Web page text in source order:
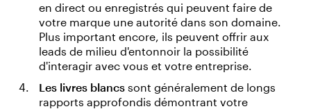
en direct ou enregistrés qui peuvent faire de
votre marque une autorité dans son domaine.
Plus important encore, ils peuvent offrir aux
leads de milieu d'entonnoir la possibilité
d'interagir avec vous et votre entreprise.
Les livres blancs sont généralement de longs
rapports approfondis démontrant votre